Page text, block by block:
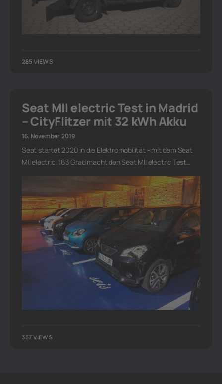
285 VIEWS
Seat MII electric Test in Madrid
– CityFlitzer mit 32 kWh Akku
16. November 2019
Seat startet 2020 in die Elektromobilität - mit dem Seat
MII electric. 163 Grad macht den Seat MII electric Test…
357 VIEWS